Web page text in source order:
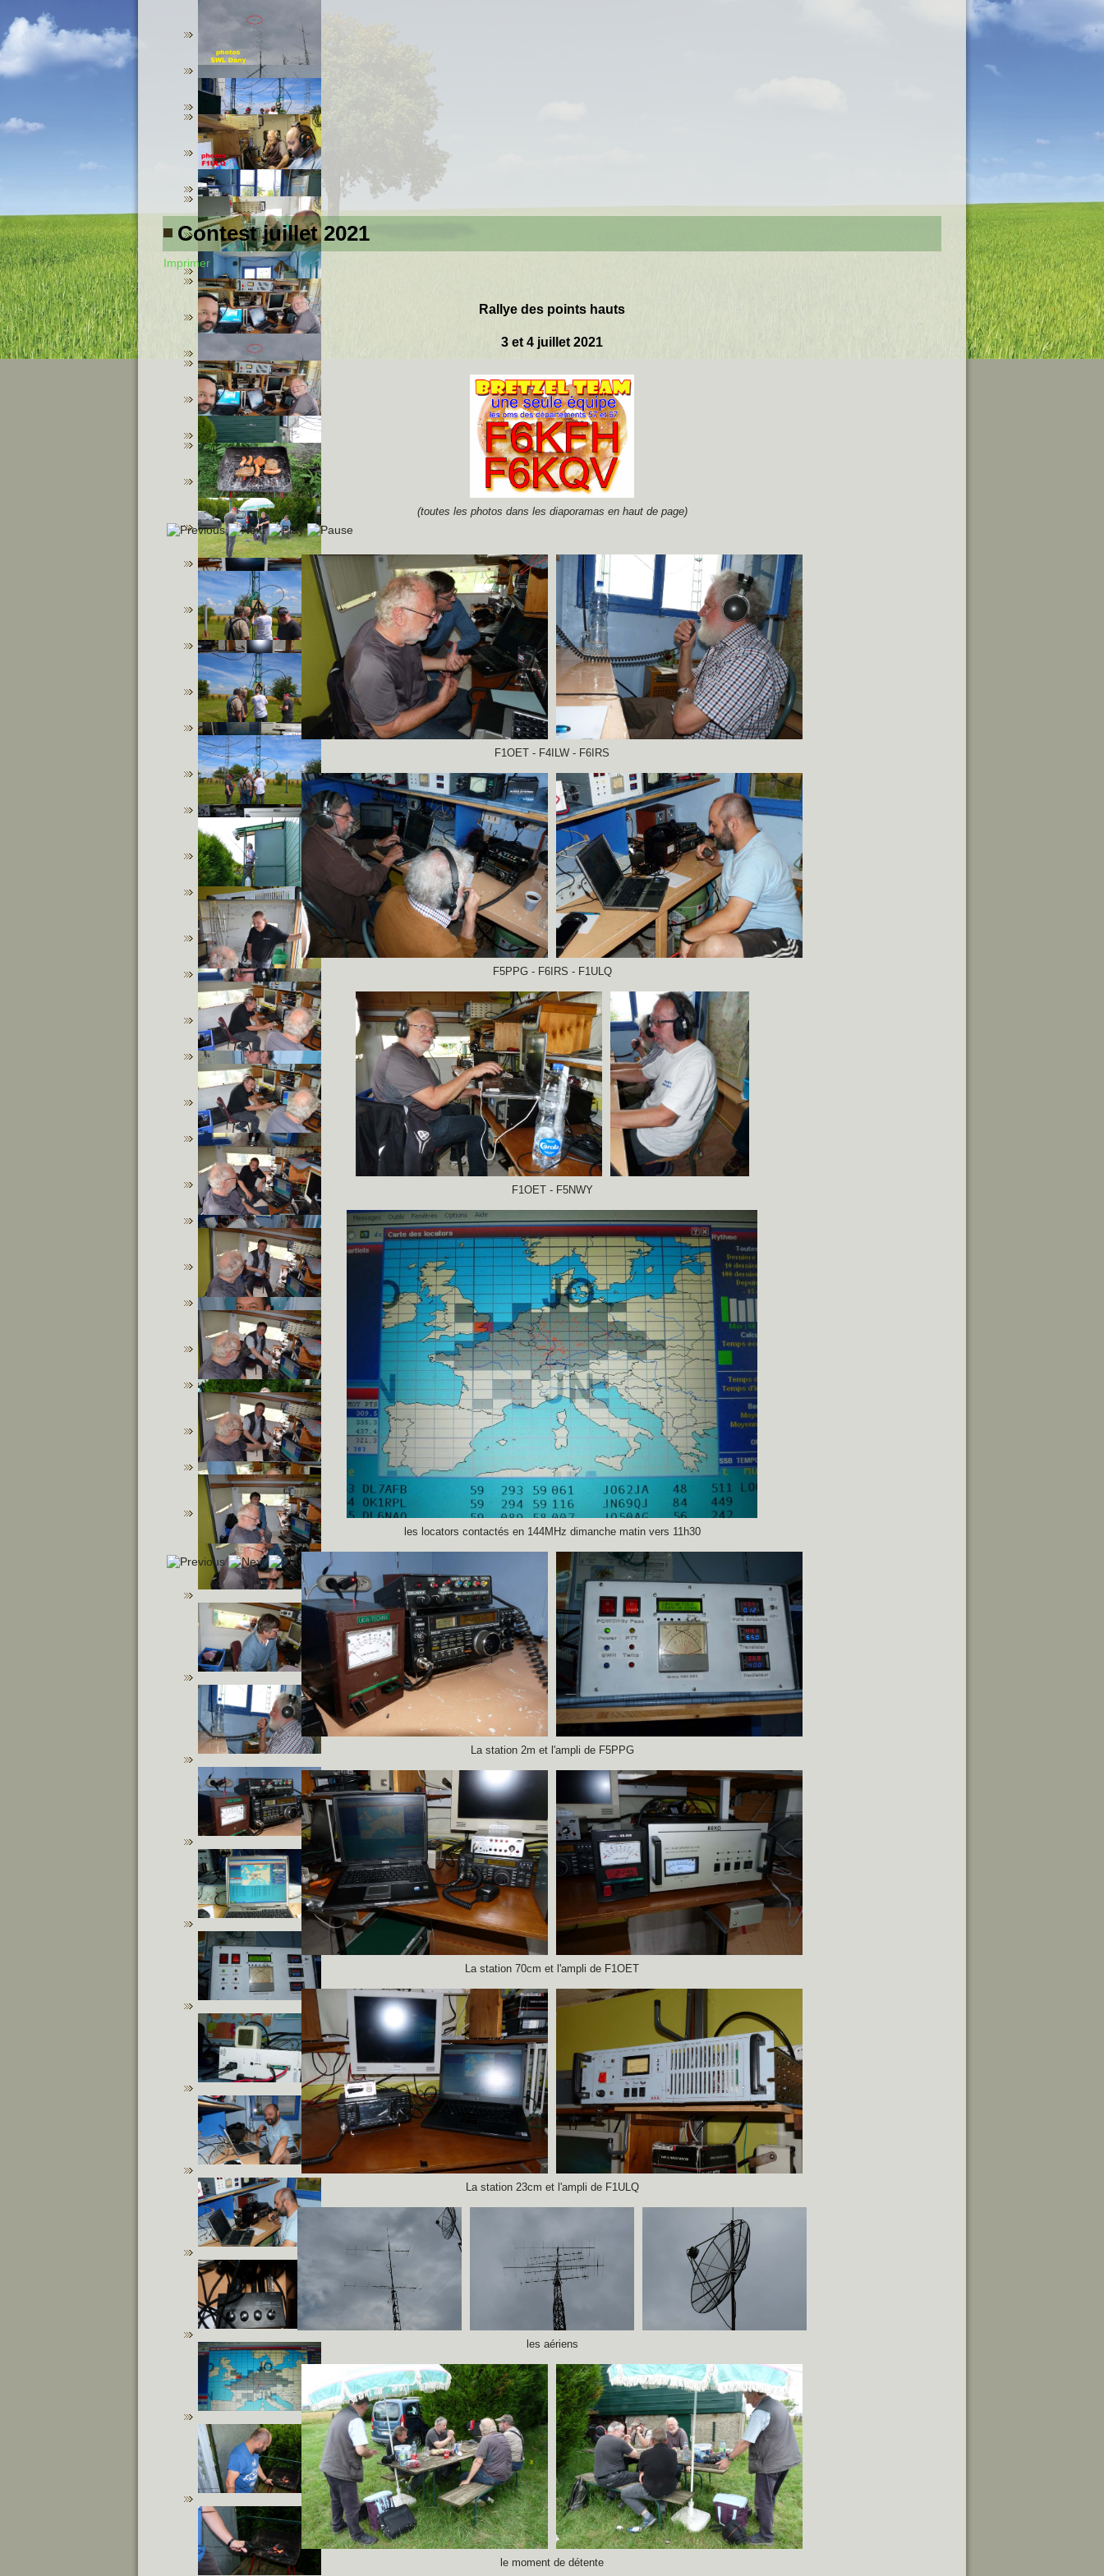
Contest juillet 2021
Imprimer
Rallye des points hauts
3 et 4 juillet 2021
(toutes les photos dans les diaporamas en haut de page)
F1OET - F4ILW - F6IRS
F5PPG - F6IRS - F1ULQ
F1OET - F5NWY
les locators contactés en 144MHz dimanche matin vers 11h30
La station 2m et l'ampli de F5PPG
La station 70cm et l'ampli de F1OET
La station 23cm et l'ampli de F1ULQ
les aériens
le moment de détente